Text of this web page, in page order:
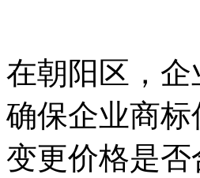
在朝阳区，
确保企业商
变更价格是